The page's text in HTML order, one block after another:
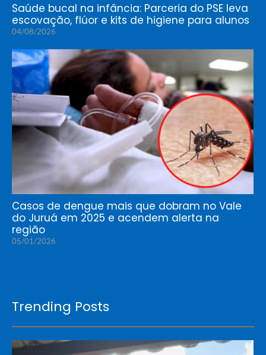
Saúde bucal na infância: Parceria do PSE leva
escovação, flúor e kits de higiene para alunos
04/08/2026
Casos de dengue mais que dobram no Vale
do Juruá em 2025 e acendem alerta na
região
05/01/2026
Trending Posts